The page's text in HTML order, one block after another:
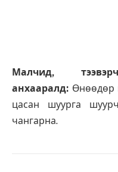
Малчид,
анхааралд: Өнөөдөр
цасан шуурга
чангарна.